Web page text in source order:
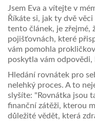
Jsem Eva a vítejte v
Říkáte si, jak ty dvě
tento článek, je zřejmé,
pojišťovnách, které
vám pomohla
poskytla vám odpovědi,
Hledání rovnátek pro
nelehký proces. A to
slyšíte: "Rovnátka jsou
finanční zátěži, kterou
důležité vědět, která